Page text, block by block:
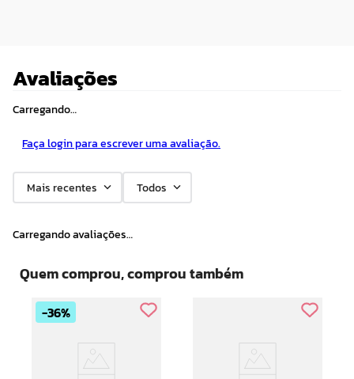
Avaliações
Carregando…
Faça login para escrever uma avaliação.
Mais recentes Todos
Carregando avaliações…
Quem comprou, comprou também
36%